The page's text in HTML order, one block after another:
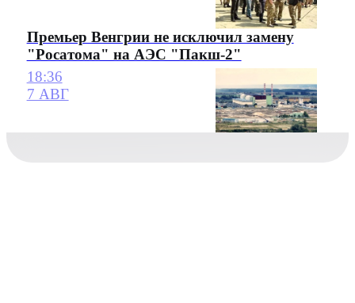
Премьер Венгрии не исключил замену
"Росатома" на АЭС "Пакш-2"
18:36
7 АВГ